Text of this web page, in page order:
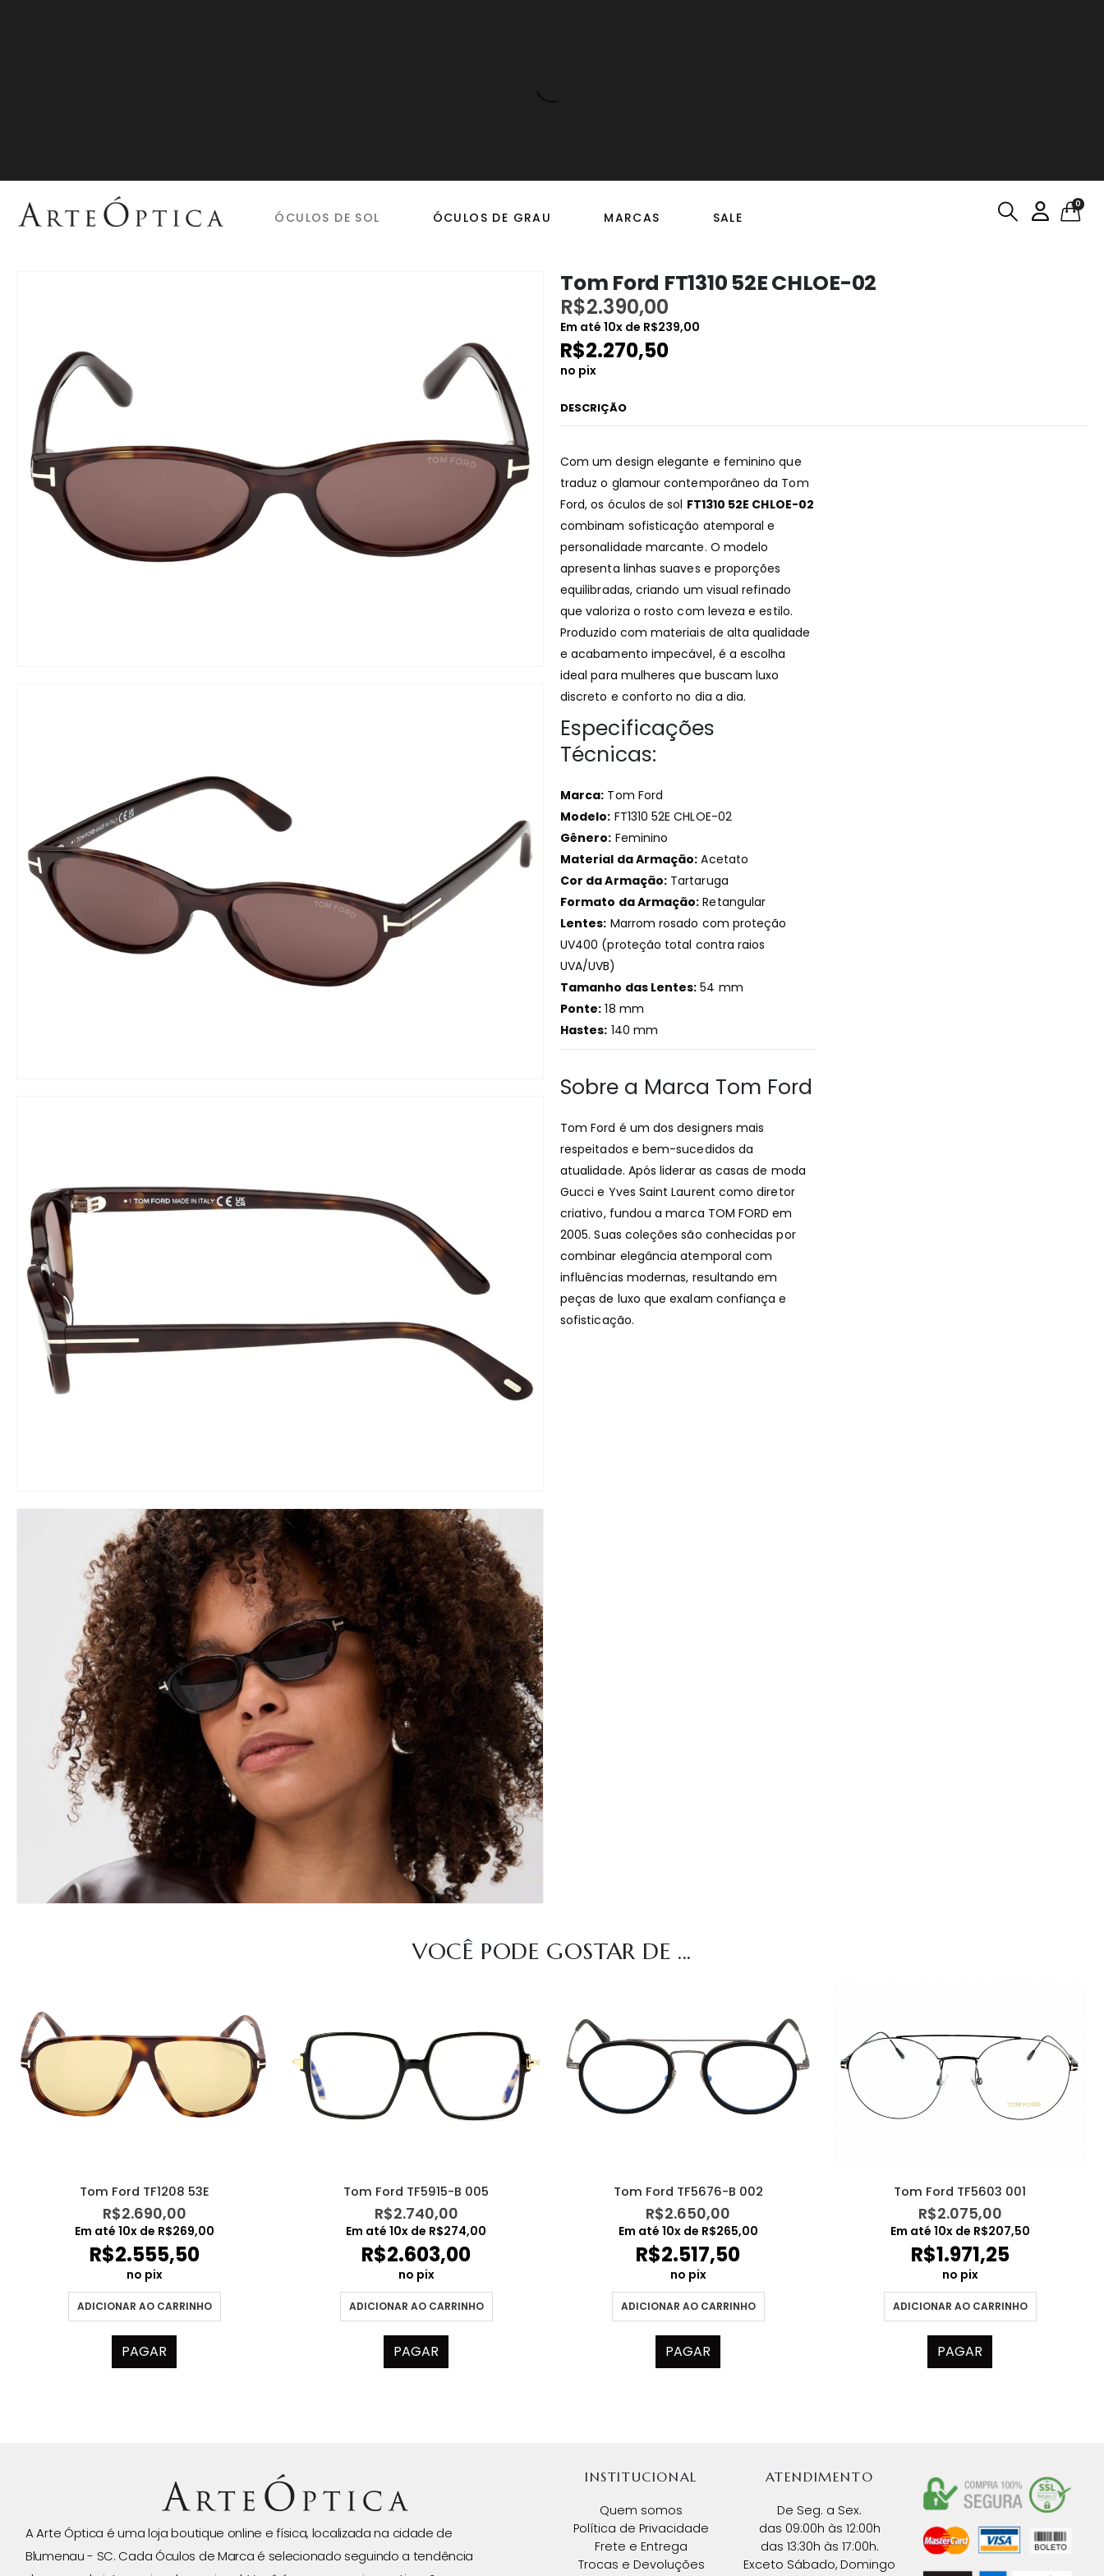
ÓCULOS DE SOL ÓCULOS DE GRAU MARCAS SALE
0
Tom Ford FT1310 52E CHLOE-02
R$2.390,00
Em até 10x de R$239,00
R$2.270,50
no pix
DESCRIÇÃO
Com um design elegante e feminino que
traduz o glamour contemporâneo da Tom
Ford, os óculos de sol FT1310 52E CHLOE-02
combinam sofisticação atemporal e
personalidade marcante. O modelo
apresenta linhas suaves e proporções
equilibradas, criando um visual refinado
que valoriza o rosto com leveza e estilo.
Produzido com materiais de alta qualidade
e acabamento impecável, é a escolha
ideal para mulheres que buscam luxo
discreto e conforto no dia a dia.
Especificações
Técnicas:
Marca: Tom Ford
Modelo: FT1310 52E CHLOE-02
Gênero: Feminino
Material da Armação: Acetato
Cor da Armação: Tartaruga
Formato da Armação: Retangular
Lentes: Marrom rosado com proteção
UV400 (proteção total contra raios
UVA/UVB)
Tamanho das Lentes: 54 mm
Ponte: 18 mm
Hastes: 140 mm
Sobre a Marca Tom Ford
Tom Ford é um dos designers mais
respeitados e bem-sucedidos da
atualidade. Após liderar as casas de moda
Gucci e Yves Saint Laurent como diretor
criativo, fundou a marca TOM FORD em
2005. Suas coleções são conhecidas por
combinar elegância atemporal com
influências modernas, resultando em
peças de luxo que exalam confiança e
sofisticação.
VOCÊ PODE GOSTAR DE ...
Tom Ford TF1208 53E
R$2.690,00
Em até 10x de R$269,00
R$2.555,50
no pix
ADICIONAR AO CARRINHO
PAGAR
Tom Ford TF5915-B 005
R$2.740,00
Em até 10x de R$274,00
R$2.603,00
no pix
ADICIONAR AO CARRINHO
PAGAR
Tom Ford TF5676-B 002
R$2.650,00
Em até 10x de R$265,00
R$2.517,50
no pix
ADICIONAR AO CARRINHO
PAGAR
Tom Ford TF5603 001
R$2.075,00
Em até 10x de R$207,50
R$1.971,25
no pix
ADICIONAR AO CARRINHO
PAGAR
A Arte Óptica é uma loja boutique online e física, localizada na cidade de
Blumenau - SC. Cada Óculos de Marca é selecionado seguindo a tendência
INSTITUCIONAL
Quem somos
Política de Privacidade
Frete e Entrega
Trocas e Devoluções
ATENDIMENTO
De Seg. a Sex.
das 09:00h às 12:00h
das 13:30h às 17:00h.
Exceto Sábado, Domingo